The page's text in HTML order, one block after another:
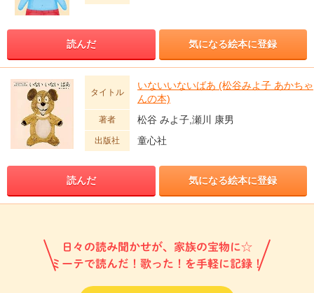
読んだ 気になる絵本に登録
タイトル
いないいないばあ (松谷みよ子 あかちゃ
んの本)
著者 松谷 みよ子,瀬川 康男
出版社 童心社
読んだ 気になる絵本に登録
日々の読み聞かせが、家族の宝物に☆
ミーテで読んだ！歌った！を手軽に記録！